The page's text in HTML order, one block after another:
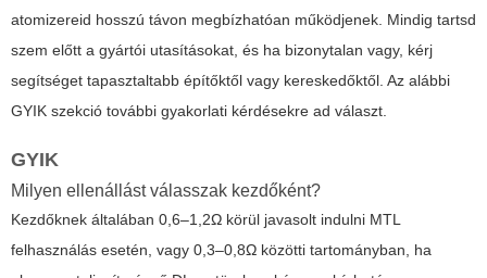
atomizereid hosszú távon megbízhatóan működjenek. Mindig tartsd
szem előtt a gyártói utasításokat, és ha bizonytalan vagy, kérj
segítséget tapasztaltabb építőktől vagy kereskedőktől. Az alábbi
GYIK szekció további gyakorlati kérdésekre ad választ.
GYIK
Milyen ellenállást válasszak kezdőként?
Kezdőknek általában 0,6–1,2Ω körül javasolt indulni MTL
felhasználás esetén, vagy 0,3–0,8Ω közötti tartományban, ha